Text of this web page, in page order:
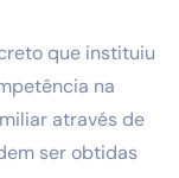
que instituiu
na
através de
ser obtidas